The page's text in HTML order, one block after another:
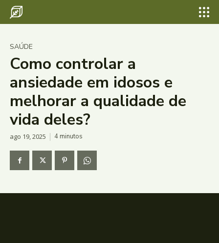
SAÚDE
Como controlar a
ansiedade em idosos e
melhorar a qualidade de
vida deles?
ago 19, 2025 4minutos